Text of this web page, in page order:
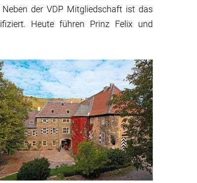
der VDP Mitgliedschaft ist das
Heute führen Prinz Felix und